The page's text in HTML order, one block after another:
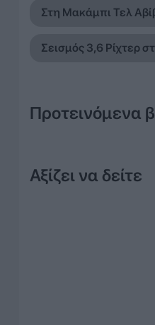
Στη Μακάμπι Τελ
Σεισμός 3,6 Ρίχτερ
Προτεινόμενα
Αξίζει να δείτε